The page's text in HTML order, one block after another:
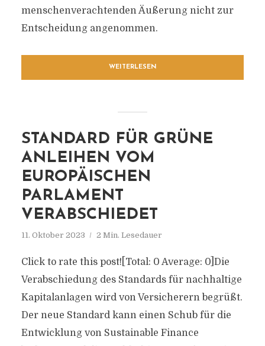
menschenverachtenden Äußerung nicht zur
Entscheidung angenommen.
WEITERLESEN
STANDARD FÜR GRÜNE
ANLEIHEN VOM
EUROPÄISCHEN
PARLAMENT
VERABSCHIEDET
11. Oktober 2023 2 Min. Lesedauer
Click to rate this post![Total: 0 Average: 0]Die
Verabschiedung des Standards für nachhaltige
Kapitalanlagen wird von Versicherern begrüßt.
Der neue Standard kann einen Schub für die
Entwicklung von Sustainable Finance